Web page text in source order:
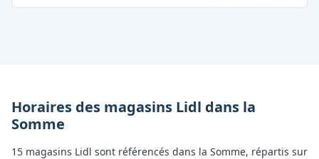
Horaires des magasins Lidl dans la
Somme
15 magasins Lidl sont référencés dans la Somme, répartis sur